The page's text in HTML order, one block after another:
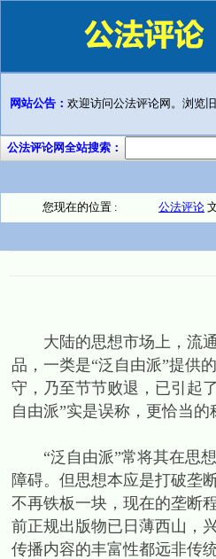
网站公告： 欢迎访问公法评论网。浏览
公法评论网全站搜索：
您现在的位置 : 公法评论
大陆的思想市场上，流通
品，一类是“泛自由派”提供
守，乃至节节败退，已引起
自由派”实是误称，更恰当
“泛自由派”常将其在思想
障碍。但思想本应是打破垄
不再铁板一块，现在的垄断
前正规出版物已日薄西山，
传播内容的丰富性都远非传